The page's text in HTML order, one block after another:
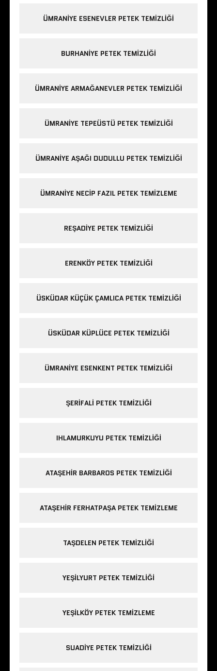
ÜMRANIYE ESENEVLER PETEK TEMIZLIĞI
BURHANIYE PETEK TEMIZLIĞI
ÜMRANIYE ARMAĞANEVLER PETEK TEMIZLIĞI
ÜMRANIYE TEPEÜSTÜ PETEK TEMIZLIĞI
ÜMRANIYE AŞAĞI DUDULLU PETEK TEMIZLIĞI
ÜMRANIYE NECIP FAZIL PETEK TEMIZLEME
REŞADIYE PETEK TEMIZLIĞI
ERENKÖY PETEK TEMIZLIĞI
ÜSKÜDAR KÜÇÜK ÇAMLICA PETEK TEMIZLIĞI
ÜSKÜDAR KÜPLÜCE PETEK TEMIZLIĞI
ÜMRANIYE ESENKENT PETEK TEMIZLIĞI
ŞERIFALI PETEK TEMIZLIĞI
IHLAMURKUYU PETEK TEMIZLIĞI
ATAŞEHIR BARBAROS PETEK TEMIZLIĞI
ATAŞEHIR FERHATPAŞA PETEK TEMIZLEME
TAŞDELEN PETEK TEMIZLIĞI
YEŞILYURT PETEK TEMIZLIĞI
YEŞILKÖY PETEK TEMIZLEME
SUADIYE PETEK TEMIZLIĞI